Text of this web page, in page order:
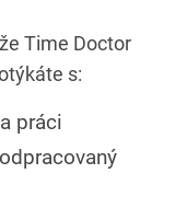
Time Doctor
s:
práci